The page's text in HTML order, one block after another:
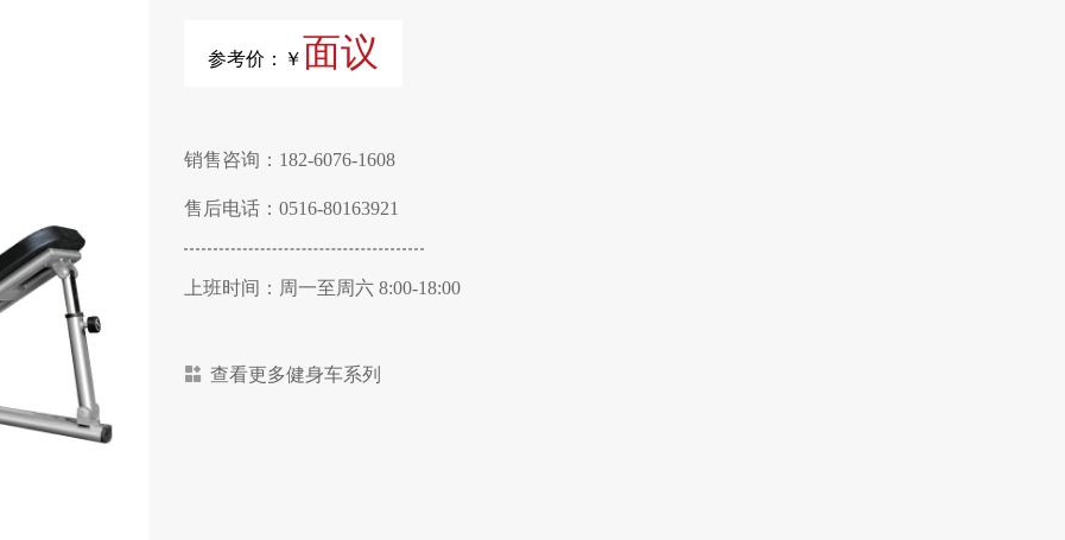
参考价：￥面议
销售咨询：182-6076-1608
售后电话：0516-80163921
上班时间：周一至周六 8:00-18:00
查看更多健身车系列